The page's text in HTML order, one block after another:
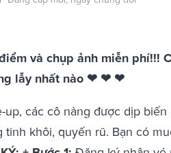
và chụp ảnh miễn phí!!!
lẫy nhất nào ❤ ❤ ❤
các cô nàng được dịp biến
khôi, quyến rũ. Bạn có